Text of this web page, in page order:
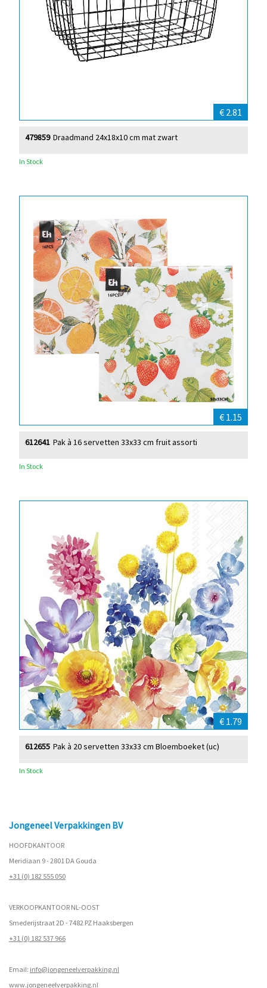
€ 2.81
Draadmand 24x18x10 cm mat zwart
479859
In Stock
€ 1.15
Pak à 16 servetten 33x33 cm fruit assorti
612641
In Stock
€ 1.79
Pak à 20 servetten 33x33 cm Bloemboeket (uc)
612655
In Stock
Jongeneel Verpakkingen BV
HOOFDKANTOOR
Meridiaan 9 - 2801 DA Gouda
+31 (0) 182 555 050
VERKOOPKANTOOR NL-OOST
Smederijstraat 2D - 7482 PZ Haaksbergen
+31 (0) 182 537 966
Email: info@jongeneelverpakking.nl
www.jongeneelverpakking.nl